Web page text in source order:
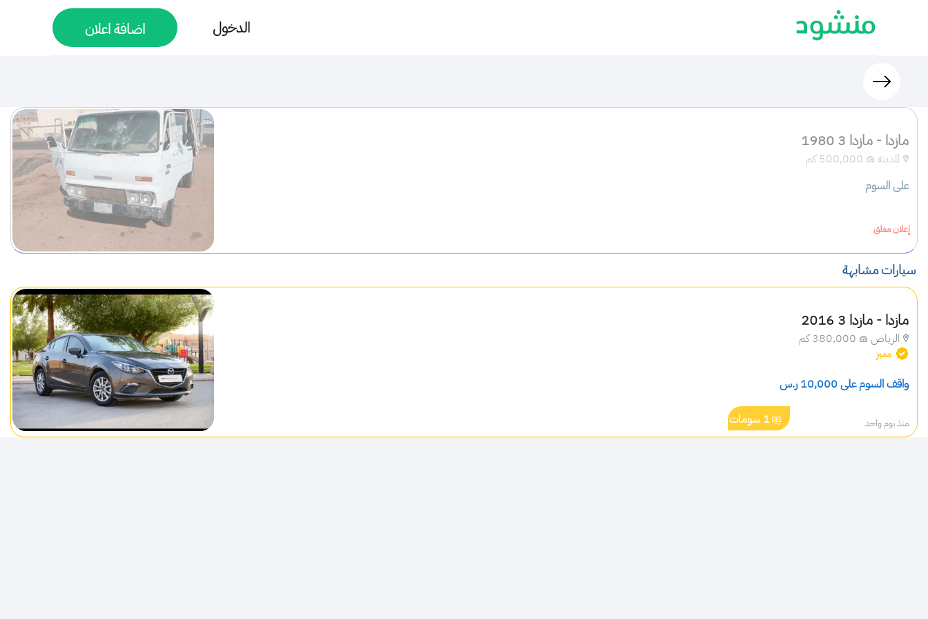
الدخول اضافة اعلان
مازدا - مازدا 3 1980
المدينة
500,000 كم
على السوم
إعلان مغلق
سيارات مشابهة
مازدا - مازدا 3 2016
الرياض 380,000 كم
مميز
واقف السوم على 10,000 ر.س
منذ يوم واحد 1 سومات